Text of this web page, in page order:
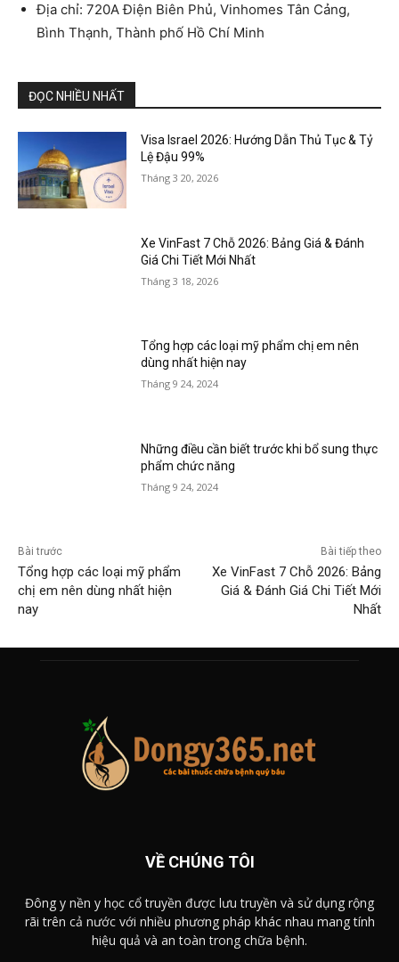
Địa chỉ: 720A Điện Biên Phủ, Vinhomes Tân Cảng,
Bình Thạnh, Thành phố Hồ Chí Minh
ĐỌC NHIỀU NHẤT
Visa Israel 2026: Hướng Dẫn Thủ Tục & Tỷ
Lệ Đậu 99%
Tháng 3 20, 2026
Xe VinFast 7 Chỗ 2026: Bảng Giá & Đánh
Giá Chi Tiết Mới Nhất
Tháng 3 18, 2026
Tổng hợp các loại mỹ phẩm chị em nên
dùng nhất hiện nay
Tháng 9 24, 2024
Những điều cần biết trước khi bổ sung thực
phẩm chức năng
Tháng 9 24, 2024
Bài trước
Tổng hợp các loại mỹ phẩm
chị em nên dùng nhất hiện
nay
Bài tiếp theo
Xe VinFast 7 Chỗ 2026: Bảng
Giá & Đánh Giá Chi Tiết Mới
Nhất
VỀ CHÚNG TÔI
Đông y nền y học cổ truyền được lưu truyền và sử dụng rộng
rãi trên cả nước với nhiều phương pháp khác nhau mang tính
hiệu quả và an toàn trong chữa bệnh.